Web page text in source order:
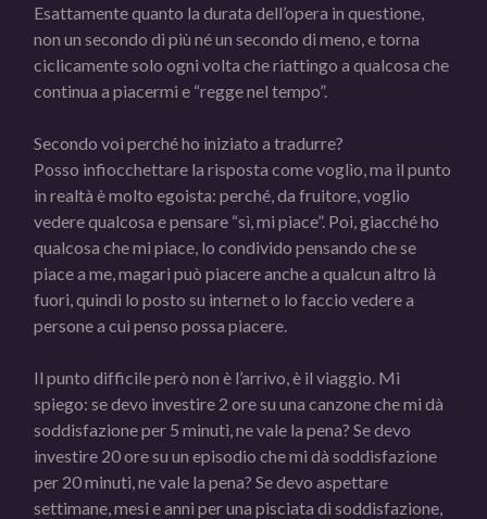
Esattamente quanto la durata dell’opera in questione,
non un secondo di più né un secondo di meno, e torna
ciclicamente solo ogni volta che riattingo a qualcosa che
continua a piacermi e “regge nel tempo”.
Secondo voi perché ho iniziato a tradurre?
Posso infiocchettare la risposta come voglio, ma il punto
in realtà è molto egoista: perché, da fruitore, voglio
vedere qualcosa e pensare “sì, mi piace”. Poi, giacché ho
qualcosa che mi piace, lo condivido pensando che se
piace a me, magari può piacere anche a qualcun altro là
fuori, quindi lo posto su internet o lo faccio vedere a
persone a cui penso possa piacere.
Il punto difficile però non è l’arrivo, è il viaggio. Mi
spiego: se devo investire 2 ore su una canzone che mi dà
soddisfazione per 5 minuti, ne vale la pena? Se devo
investire 20 ore su un episodio che mi dà soddisfazione
per 20 minuti, ne vale la pena? Se devo aspettare
settimane, mesi e anni per una pisciata di soddisfazione,